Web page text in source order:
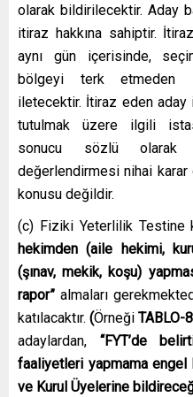
olarak bildirilecektir. Aday
itiraz hakkına sahiptir.
aynı gün içerisinde,
bölgeyi terk etmeden
iletecektir. İtiraz eden
tutulmak üzere ilgili
sonucu sözlü olarak
değerlendirmesi nihai
konusu değildir.
(c) Fiziki Yeterlilik Testine
hekimden (aile hekimi,
(şınav, mekik, koşu)
rapor” almaları
katılacaktır.(Örneği TABLO-8
adaylardan, “FYT’de
faaliyetleri yapmama engel
ve Kurul Üyelerine